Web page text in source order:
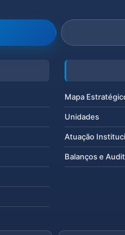
Mapa
Unidades
Atuação
Balanços e